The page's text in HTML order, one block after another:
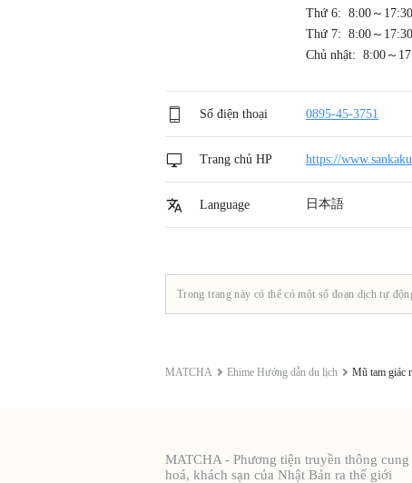
Thứ 6: 8:00～17:30
Thứ 7: 8:00～17:30
Chủ nhật: 8:00～
Số điện thoại 0895-45-3751
Trang chủ HP https://
Language 日本語
Trong trang này có thể có một số đoạn dịch tự
MATCHA Ehime Hướng dẫn du lịch Mũ tam giác
MATCHA - Phương tiện truyền thông
hoá, khách sạn của Nhật Bản ra thế giới